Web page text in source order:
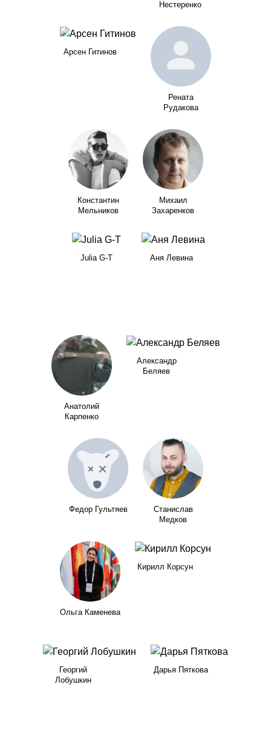
Нестеренко
Арсен Гитинов
Рената
Рудакова
Константин
Мельников
Михаил
Захаренков
Julia G-T Аня Левина
Анатолий
Карпенко
Александр
Беляев
Федор Гультяев
Станислав
Медков
Ольга Каменева
Кирилл Корсун
Георгий
Лобушкин
Дарья Пяткова